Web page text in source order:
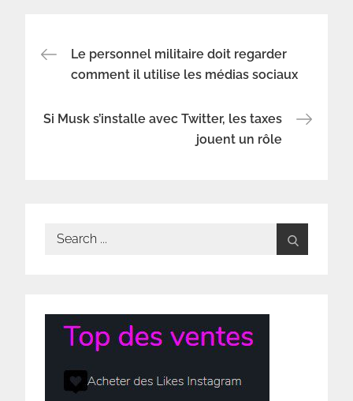
Navigation
de
Le personnel militaire doit regarder
comment il utilise les médias sociaux
Si Musk s’installe avec Twitter, les taxes
jouent un rôle
Search